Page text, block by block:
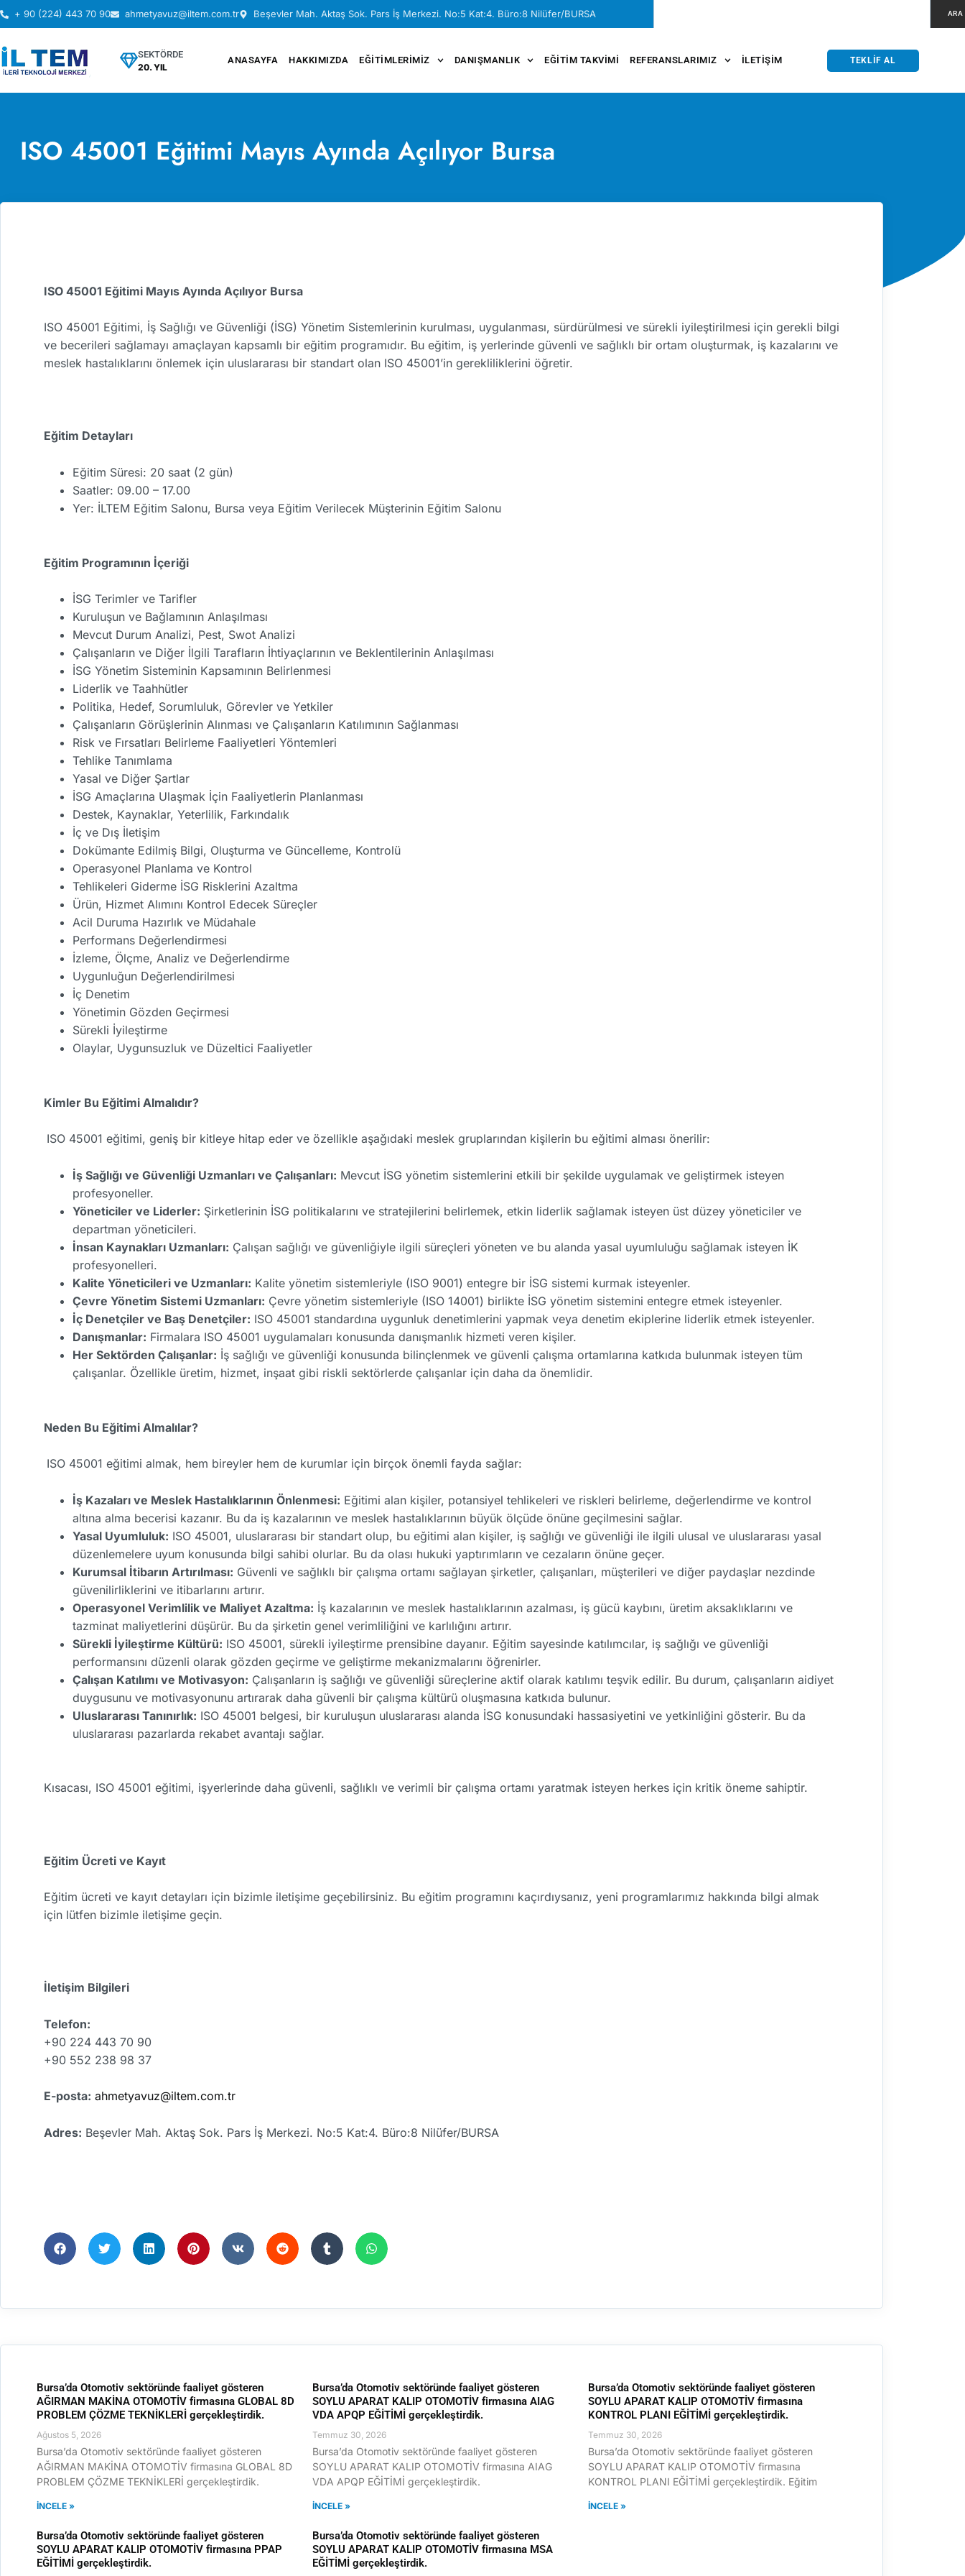
+ 90 (224) 443 70 90 ahmetyavuz@iltem.com.tr Beşevler Mah. Aktaş Sok. Pars İş Merkezi. No:5 Kat:4. Büro:8 Nilüfer/BURSA ARA
SEKTÖRDE
20. YIL
ANASAYFA HAKKIMIZDA EĞITIMLERIMIZ DANIŞMANLIK EĞITIM TAKVIMI REFERANSLARIMIZ İLETIŞIM TEKLIF AL
ISO 45001 Eğitimi Mayıs Ayında Açılıyor Bursa
ISO 45001 Eğitimi Mayıs Ayında Açılıyor Bursa
ISO 45001 Eğitimi, İş Sağlığı ve Güvenliği (İSG) Yönetim Sistemlerinin kurulması, uygulanması, sürdürülmesi ve sürekli iyileştirilmesi için gerekli bilgi
ve becerileri sağlamayı amaçlayan kapsamlı bir eğitim programıdır. Bu eğitim, iş yerlerinde güvenli ve sağlıklı bir ortam oluşturmak, iş kazalarını ve
meslek hastalıklarını önlemek için uluslararası bir standart olan ISO 45001’in gerekliliklerini öğretir.
Eğitim Detayları
Eğitim Süresi: 20 saat (2 gün)
Saatler: 09.00 – 17.00
Yer: İLTEM Eğitim Salonu, Bursa veya Eğitim Verilecek Müşterinin Eğitim Salonu
Eğitim Programının İçeriği
İSG Terimler ve Tarifler
Kuruluşun ve Bağlamının Anlaşılması
Mevcut Durum Analizi, Pest, Swot Analizi
Çalışanların ve Diğer İlgili Tarafların İhtiyaçlarının ve Beklentilerinin Anlaşılması
İSG Yönetim Sisteminin Kapsamının Belirlenmesi
Liderlik ve Taahhütler
Politika, Hedef, Sorumluluk, Görevler ve Yetkiler
Çalışanların Görüşlerinin Alınması ve Çalışanların Katılımının Sağlanması
Risk ve Fırsatları Belirleme Faaliyetleri Yöntemleri
Tehlike Tanımlama
Yasal ve Diğer Şartlar
İSG Amaçlarına Ulaşmak İçin Faaliyetlerin Planlanması
Destek, Kaynaklar, Yeterlilik, Farkındalık
İç ve Dış İletişim
Dokümante Edilmiş Bilgi, Oluşturma ve Güncelleme, Kontrolü
Operasyonel Planlama ve Kontrol
Tehlikeleri Giderme İSG Risklerini Azaltma
Ürün, Hizmet Alımını Kontrol Edecek Süreçler
Acil Duruma Hazırlık ve Müdahale
Performans Değerlendirmesi
İzleme, Ölçme, Analiz ve Değerlendirme
Uygunluğun Değerlendirilmesi
İç Denetim
Yönetimin Gözden Geçirmesi
Sürekli İyileştirme
Olaylar, Uygunsuzluk ve Düzeltici Faaliyetler
Kimler Bu Eğitimi Almalıdır?
ISO 45001 eğitimi, geniş bir kitleye hitap eder ve özellikle aşağıdaki meslek gruplarından kişilerin bu eğitimi alması önerilir:
İş Sağlığı ve Güvenliği Uzmanları ve Çalışanları: Mevcut İSG yönetim sistemlerini etkili bir şekilde uygulamak ve geliştirmek isteyen
profesyoneller.
Yöneticiler ve Liderler: Şirketlerinin İSG politikalarını ve stratejilerini belirlemek, etkin liderlik sağlamak isteyen üst düzey yöneticiler ve
departman yöneticileri.
İnsan Kaynakları Uzmanları: Çalışan sağlığı ve güvenliğiyle ilgili süreçleri yöneten ve bu alanda yasal uyumluluğu sağlamak isteyen İK
profesyonelleri.
Kalite Yöneticileri ve Uzmanları: Kalite yönetim sistemleriyle (ISO 9001) entegre bir İSG sistemi kurmak isteyenler.
Çevre Yönetim Sistemi Uzmanları: Çevre yönetim sistemleriyle (ISO 14001) birlikte İSG yönetim sistemini entegre etmek isteyenler.
İç Denetçiler ve Baş Denetçiler: ISO 45001 standardına uygunluk denetimlerini yapmak veya denetim ekiplerine liderlik etmek isteyenler.
Danışmanlar: Firmalara ISO 45001 uygulamaları konusunda danışmanlık hizmeti veren kişiler.
Her Sektörden Çalışanlar: İş sağlığı ve güvenliği konusunda bilinçlenmek ve güvenli çalışma ortamlarına katkıda bulunmak isteyen tüm
çalışanlar. Özellikle üretim, hizmet, inşaat gibi riskli sektörlerde çalışanlar için daha da önemlidir.
Neden Bu Eğitimi Almalılar?
ISO 45001 eğitimi almak, hem bireyler hem de kurumlar için birçok önemli fayda sağlar:
İş Kazaları ve Meslek Hastalıklarının Önlenmesi: Eğitimi alan kişiler, potansiyel tehlikeleri ve riskleri belirleme, değerlendirme ve kontrol
altına alma becerisi kazanır. Bu da iş kazalarının ve meslek hastalıklarının büyük ölçüde önüne geçilmesini sağlar.
Yasal Uyumluluk: ISO 45001, uluslararası bir standart olup, bu eğitimi alan kişiler, iş sağlığı ve güvenliği ile ilgili ulusal ve uluslararası yasal
düzenlemelere uyum konusunda bilgi sahibi olurlar. Bu da olası hukuki yaptırımların ve cezaların önüne geçer.
Kurumsal İtibarın Artırılması: Güvenli ve sağlıklı bir çalışma ortamı sağlayan şirketler, çalışanları, müşterileri ve diğer paydaşlar nezdinde
güvenilirliklerini ve itibarlarını artırır.
Operasyonel Verimlilik ve Maliyet Azaltma: İş kazalarının ve meslek hastalıklarının azalması, iş gücü kaybını, üretim aksaklıklarını ve
tazminat maliyetlerini düşürür. Bu da şirketin genel verimliliğini ve karlılığını artırır.
Sürekli İyileştirme Kültürü: ISO 45001, sürekli iyileştirme prensibine dayanır. Eğitim sayesinde katılımcılar, iş sağlığı ve güvenliği
performansını düzenli olarak gözden geçirme ve geliştirme mekanizmalarını öğrenirler.
Çalışan Katılımı ve Motivasyon: Çalışanların iş sağlığı ve güvenliği süreçlerine aktif olarak katılımı teşvik edilir. Bu durum, çalışanların aidiyet
duygusunu ve motivasyonunu artırarak daha güvenli bir çalışma kültürü oluşmasına katkıda bulunur.
Uluslararası Tanınırlık: ISO 45001 belgesi, bir kuruluşun uluslararası alanda İSG konusundaki hassasiyetini ve yetkinliğini gösterir. Bu da
uluslararası pazarlarda rekabet avantajı sağlar.
Kısacası, ISO 45001 eğitimi, işyerlerinde daha güvenli, sağlıklı ve verimli bir çalışma ortamı yaratmak isteyen herkes için kritik öneme sahiptir.
Eğitim Ücreti ve Kayıt
Eğitim ücreti ve kayıt detayları için bizimle iletişime geçebilirsiniz. Bu eğitim programını kaçırdıysanız, yeni programlarımız hakkında bilgi almak
için lütfen bizimle iletişime geçin.
İletişim Bilgileri
Telefon:
+90 224 443 70 90
+90 552 238 98 37
E-posta: ahmetyavuz@iltem.com.tr
Adres: Beşevler Mah. Aktaş Sok. Pars İş Merkezi. No:5 Kat:4. Büro:8 Nilüfer/BURSA
Bursa’da Otomotiv sektöründe faaliyet gösteren
AĞIRMAN MAKİNA OTOMOTİV firmasına GLOBAL 8D
PROBLEM ÇÖZME TEKNİKLERİ gerçekleştirdik.
Ağustos 5, 2026
Bursa’da Otomotiv sektöründe faaliyet gösteren
AĞIRMAN MAKİNA OTOMOTİV firmasına GLOBAL 8D
PROBLEM ÇÖZME TEKNİKLERİ gerçekleştirdik.
İNCELE »
Bursa’da Otomotiv sektöründe faaliyet gösteren
SOYLU APARAT KALIP OTOMOTİV firmasına AIAG
VDA APQP EĞİTİMİ gerçekleştirdik.
Temmuz 30, 2026
Bursa’da Otomotiv sektöründe faaliyet gösteren
SOYLU APARAT KALIP OTOMOTİV firmasına AIAG
VDA APQP EĞİTİMİ gerçekleştirdik.
İNCELE »
Bursa’da Otomotiv sektöründe faaliyet gösteren
SOYLU APARAT KALIP OTOMOTİV firmasına
KONTROL PLANI EĞİTİMİ gerçekleştirdik.
Temmuz 30, 2026
Bursa’da Otomotiv sektöründe faaliyet gösteren
SOYLU APARAT KALIP OTOMOTİV firmasına
KONTROL PLANI EĞİTİMİ gerçekleştirdik. Eğitim
İNCELE »
Bursa’da Otomotiv sektöründe faaliyet gösteren
SOYLU APARAT KALIP OTOMOTİV firmasına PPAP
EĞİTİMİ gerçekleştirdik.
Bursa’da Otomotiv sektöründe faaliyet gösteren
SOYLU APARAT KALIP OTOMOTİV firmasına MSA
EĞİTİMİ gerçekleştirdik.